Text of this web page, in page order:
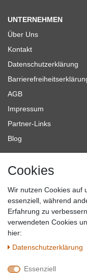
UNTERNEHMEN
Über Uns
Kontakt
Datenschutzerklärung
AGB
Impressum
Partner-Links
Blog
SICHER EINKAUFEN
QUALITÄT
Cookies
Wir nutzen Cookies auf
essenziell, während
Erfahrung zu
verwendeten Cookies
hier:
Daten­schutz­erklärung
Essenziell